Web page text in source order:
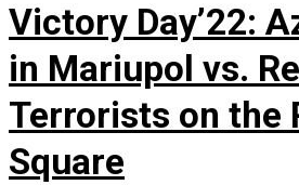
Victory Day’22:
in Mariupol vs.
Terrorists on the
Square